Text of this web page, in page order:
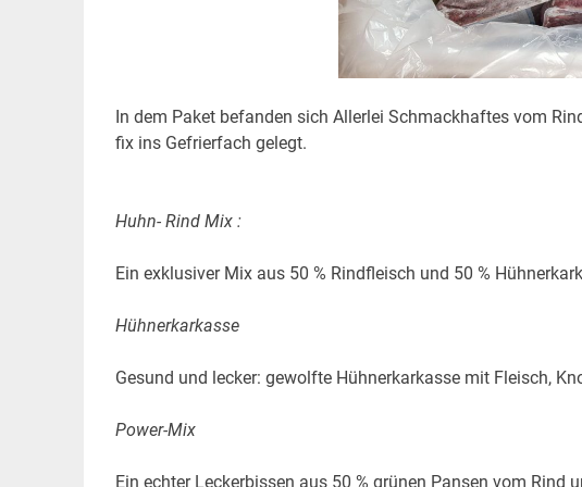
In dem Paket befanden sich Allerlei Schmackhaftes vom
fix ins Gefrierfach gelegt.
Huhn- Rind Mix :
Ein exklusiver Mix aus 50 % Rindfleisch und 50 %
Hühnerkarkasse
Gesund und lecker: gewolfte Hühnerkarkasse mit Fleisch,
Power-Mix
Ein echter Leckerbissen aus 50 % grünen Pansen vom Rind